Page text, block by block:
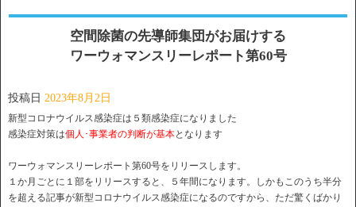
空間除菌の先導師集団がお届けする
ワーウォマンスリーレポート第60号
投稿日 2023年8月2日
新型コロナウイルス感染症は５類感染症になりました
感染症対策は個人･事業者の判断が基本となります
ワーウォマンスリーレポート第60号をリリースします。
１か月ごとに１部をリリースすると、５年間になります。しかもこのうち半分
を超える記事が新型コロナウイルス感染症になるのですから、ただ驚くばかり